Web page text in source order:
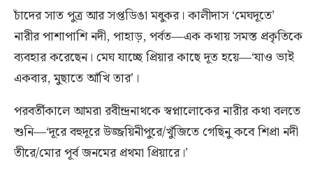
চাঁদের সাত পুত্র আর সপ্তডিঙা মধুকর। কালীদাস ‘মেঘদূতে’
নারীর পাশাপাশি নদী, পাহাড়, পর্বত—এক কথায় সমস্ত প্রকৃতিকে
ব্যবহার করেছেন। মেঘ যাচ্ছে প্রিয়ার কাছে দূত হয়ে—‘যাও ভাই
একবার, মুছাতে আঁখি তার’।
পরবর্তীকালে আমরা রবীন্দ্রনাথকে স্বপ্নালোকের নারীর কথা বলতে
শুনি—‘দূরে বহুদূরে উজ্জয়িনীপুরে/খুঁজিতে গেছিনু কবে শিপ্রা নদী
তীরে/মোর পূর্ব জনমের প্রথমা প্রিয়ারে।’